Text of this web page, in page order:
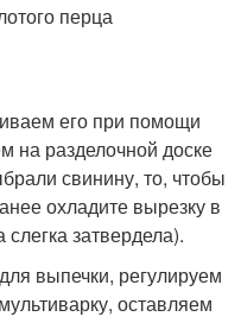
перца
его при помощи
на разделочной доске
свинину, то, чтобы
охладите вырезку в
затвердела).
выпечки, регулируем
оставляем